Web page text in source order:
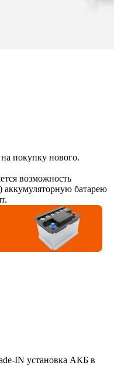
покупку нового.
возможность
аккумуляторную батарею
IN установка АКБ в